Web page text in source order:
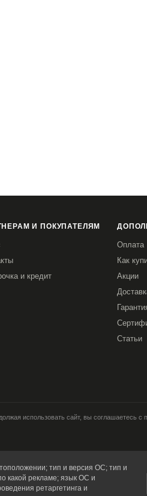
И ПОКУПАТЕЛЯМ
и кредит
Оплата
Как
Акции
Статьи
использовать сайт, вы соглашаетесь с
тип и версия ОС; тип и
какой рекламе; язык ОС и
ретаргетинга и